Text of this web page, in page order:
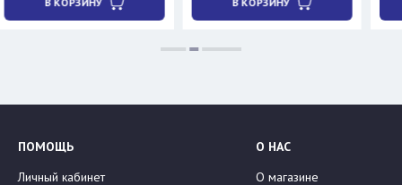
ПОМОЩЬ
Личный кабинет
О НАС
О магазине